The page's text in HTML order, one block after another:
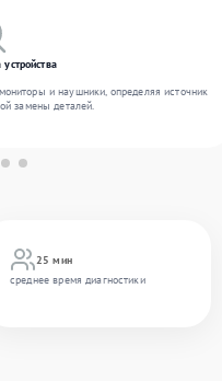
25 мин
среднее время диагностики
и наушники, определяя источник
замены деталей.